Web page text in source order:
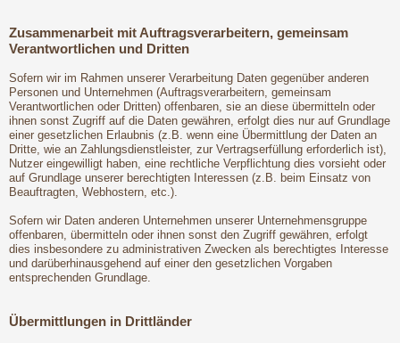
Zusammenarbeit mit Auftragsverarbeitern, gemeinsam
Verantwortlichen und Dritten
Sofern wir im Rahmen unserer Verarbeitung Daten gegenüber anderen
Personen und Unternehmen (Auftragsverarbeitern, gemeinsam
Verantwortlichen oder Dritten) offenbaren, sie an diese übermitteln oder
ihnen sonst Zugriff auf die Daten gewähren, erfolgt dies nur auf Grundlage
einer gesetzlichen Erlaubnis (z.B. wenn eine Übermittlung der Daten an
Dritte, wie an Zahlungsdienstleister, zur Vertragserfüllung erforderlich ist),
Nutzer eingewilligt haben, eine rechtliche Verpflichtung dies vorsieht oder
auf Grundlage unserer berechtigten Interessen (z.B. beim Einsatz von
Beauftragten, Webhostern, etc.).
Sofern wir Daten anderen Unternehmen unserer Unternehmensgruppe
offenbaren, übermitteln oder ihnen sonst den Zugriff gewähren, erfolgt
dies insbesondere zu administrativen Zwecken als berechtigtes Interesse
und darüberhinausgehend auf einer den gesetzlichen Vorgaben
entsprechenden Grundlage.
Übermittlungen in Drittländer